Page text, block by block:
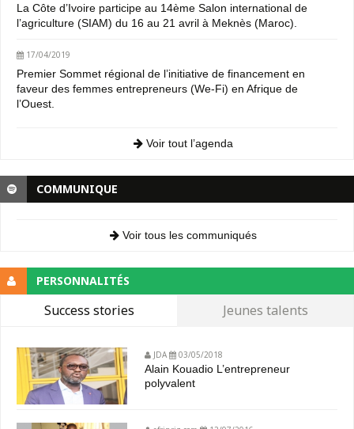
La Côte d’Ivoire participe au 14ème Salon international de
l’agriculture (SIAM) du 16 au 21 avril à Meknès (Maroc).
17/04/2019
Premier Sommet régional de l’initiative de financement en
faveur des femmes entrepreneurs (We-Fi) en Afrique de
l’Ouest.
Voir tout l’agenda
COMMUNIQUE
Voir tous les communiqués
PERSONNALITÉS
Success stories Jeunes talents
JDA 03/05/2018
Alain Kouadio L’entrepreneur
polyvalent